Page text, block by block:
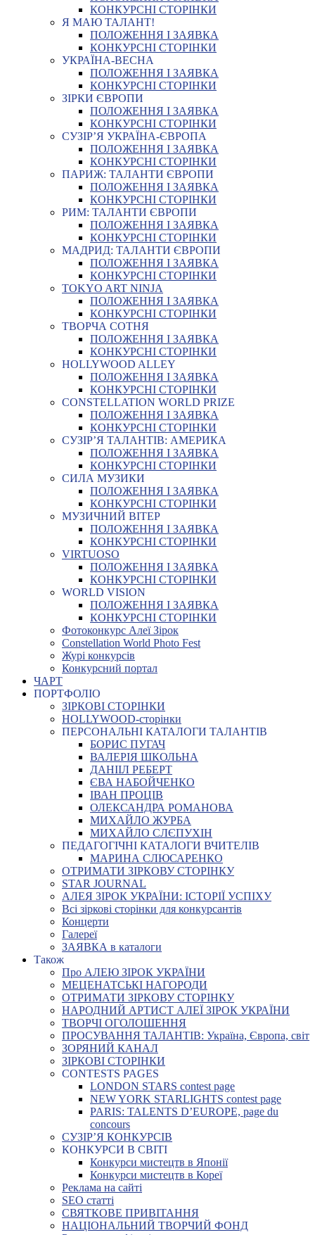
КОНКУРСНІ СТОРІНКИ
Я МАЮ ТАЛАНТ!
ПОЛОЖЕННЯ І ЗАЯВКА
КОНКУРСНІ СТОРІНКИ
УКРАЇНА-ВЕСНА
ПОЛОЖЕННЯ І ЗАЯВКА
КОНКУРСНІ СТОРІНКИ
ЗІРКИ ЄВРОПИ
ПОЛОЖЕННЯ І ЗАЯВКА
КОНКУРСНІ СТОРІНКИ
СУЗІР’Я УКРАЇНА-ЄВРОПА
ПОЛОЖЕННЯ І ЗАЯВКА
КОНКУРСНІ СТОРІНКИ
ПАРИЖ: ТАЛАНТИ ЄВРОПИ
ПОЛОЖЕННЯ І ЗАЯВКА
КОНКУРСНІ СТОРІНКИ
РИМ: ТАЛАНТИ ЄВРОПИ
ПОЛОЖЕННЯ І ЗАЯВКА
КОНКУРСНІ СТОРІНКИ
МАДРИД: ТАЛАНТИ ЄВРОПИ
ПОЛОЖЕННЯ І ЗАЯВКА
КОНКУРСНІ СТОРІНКИ
TOKYO ART NINJA
ПОЛОЖЕННЯ І ЗАЯВКА
КОНКУРСНІ СТОРІНКИ
ТВОРЧА СОТНЯ
ПОЛОЖЕННЯ І ЗАЯВКА
КОНКУРСНІ СТОРІНКИ
HOLLYWOOD ALLEY
ПОЛОЖЕННЯ І ЗАЯВКА
КОНКУРСНІ СТОРІНКИ
CONSTELLATION WORLD PRIZE
ПОЛОЖЕННЯ І ЗАЯВКА
КОНКУРСНІ СТОРІНКИ
СУЗІР’Я ТАЛАНТІВ: АМЕРИКА
ПОЛОЖЕННЯ І ЗАЯВКА
КОНКУРСНІ СТОРІНКИ
СИЛА МУЗИКИ
ПОЛОЖЕННЯ І ЗАЯВКА
КОНКУРСНІ СТОРІНКИ
МУЗИЧНИЙ ВІТЕР
ПОЛОЖЕННЯ І ЗАЯВКА
КОНКУРСНІ СТОРІНКИ
VIRTUOSO
ПОЛОЖЕННЯ І ЗАЯВКА
КОНКУРСНІ СТОРІНКИ
WORLD VISION
ПОЛОЖЕННЯ І ЗАЯВКА
КОНКУРСНІ СТОРІНКИ
Фотоконкурс Алеї Зірок
Constellation World Photo Fest
Журі конкурсів
Конкурсний портал
ЧАРТ
ПОРТФОЛІО
ЗІРКОВІ СТОРІНКИ
HOLLYWOOD-сторінки
ПЕРСОНАЛЬНІ КАТАЛОГИ ТАЛАНТІВ
БОРИС ПУГАЧ
ВАЛЕРІЯ ШКОЛЬНА
ДАНІІЛ РЕБЕРТ
ЄВА НАБОЙЧЕНКО
ІВАН ПРОЦІВ
ОЛЕКСАНДРА РОМАНОВА
МИХАЙЛО ЖУРБА
МИХАЙЛО СЛЄПУХІН
ПЕДАГОГІЧНІ КАТАЛОГИ ВЧИТЕЛІВ
МАРИНА СЛЮСАРЕНКО
ОТРИМАТИ ЗІРКОВУ СТОРІНКУ
STAR JOURNAL
АЛЕЯ ЗІРОК УКРАЇНИ: ІСТОРІЇ УСПІХУ
Всі зіркові сторінки для конкурсантів
Концерти
Галереї
ЗАЯВКА в каталоги
Також
Про АЛЕЮ ЗІРОК УКРАЇНИ
МЕЦЕНАТСЬКІ НАГОРОДИ
ОТРИМАТИ ЗІРКОВУ СТОРІНКУ
НАРОДНИЙ АРТИСТ АЛЕЇ ЗІРОК УКРАЇНИ
ТВОРЧІ ОГОЛОШЕННЯ
ПРОСУВАННЯ ТАЛАНТІВ: Україна, Європа, світ
ЗОРЯНИЙ КАНАЛ
ЗІРКОВІ СТОРІНКИ
CONTESTS PAGES
LONDON STARS contest page
NEW YORK STARLIGHTS contest page
PARIS: TALENTS D’EUROPE, page du
concours
СУЗІР’Я КОНКУРСІВ
КОНКУРСИ В СВІТІ
Конкурси мистецтв в Японії
Конкурси мистецтв в Кореї
Реклама на сайті
SEO статті
СВЯТКОВЕ ПРИВІТАННЯ
НАЦІОНАЛЬНИЙ ТВОРЧИЙ ФОНД